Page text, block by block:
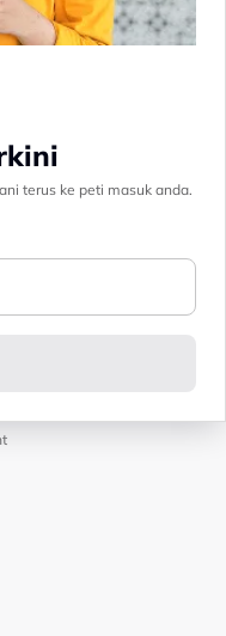
terus ke peti masuk anda.